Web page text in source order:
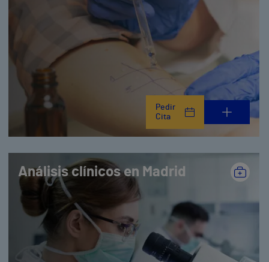
Pedir
Cita
Análisis clínicos en Madrid